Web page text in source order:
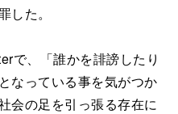
した。
で、「誰かを誹謗したり
なっている事を気がつか
会の足を引っ張る存在に